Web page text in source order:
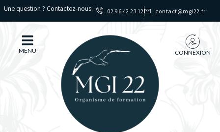
Une question ? Contactez-nous: 02 96 42 23 12 contact@mgi22.fr
MENU CONNEXION